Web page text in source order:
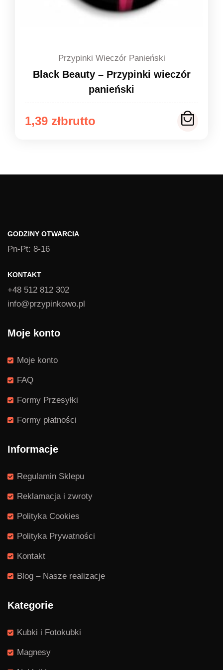
Przypinki Wieczór Panieński
Black Beauty – Przypinki wieczór
panieński
1,39 zł
Zakres
1,39 zł
GODZINY OTWARCIA
Pn-Pt: 8-16
KONTAKT
+48 512 812 302
info@przypinkowo.pl
Moje konto
Moje konto
FAQ
Formy Przesyłki
Formy płatności
Informacje
Regulamin Sklepu
Reklamacja i zwroty
Polityka Cookies
Polityka Prywatności
Kontakt
Blog – Nasze realizacje
Kategorie
Kubki i Fotokubki
Magnesy